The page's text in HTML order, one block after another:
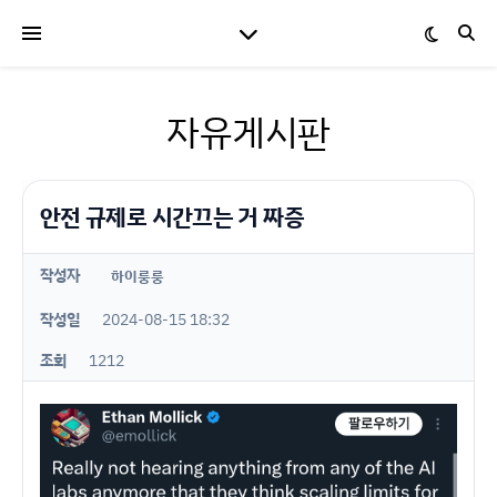
자유게시판
안전 규제로 시간끄는 거 짜증
작성자 하이룽룽
작성일
2024-08-15 18:32
조회
1212